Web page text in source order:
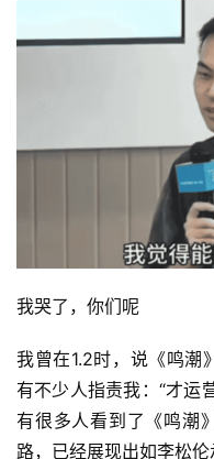
我哭了，你们呢
我曾在1.2时，说《鸣潮
有不少人指责我：“才运
有很多人看到了《鸣潮
路，已经展现出如李松伦